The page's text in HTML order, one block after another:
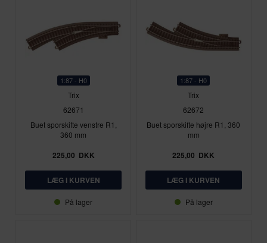
1:87 - H0
Trix
62671
Buet sporskifte venstre R1,
360 mm
225,00 DKK
På lager
1:87 - H0
Trix
62672
Buet sporskifte højre R1, 360
mm
225,00 DKK
På lager